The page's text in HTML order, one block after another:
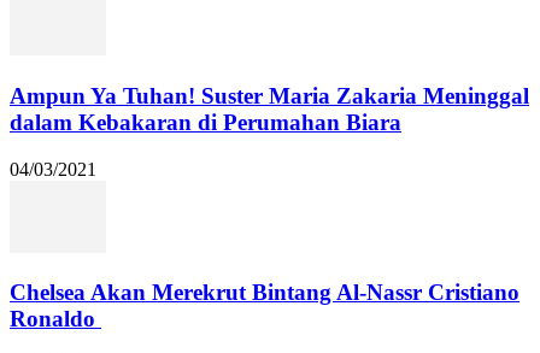
Ampun Ya Tuhan! Suster Maria Zakaria Meninggal
dalam Kebakaran di Perumahan Biara
04/03/2021
Chelsea Akan Merekrut Bintang Al-Nassr Cristiano
Ronaldo